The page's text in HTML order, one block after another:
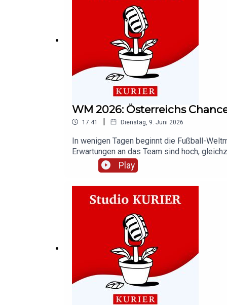
kurier.at/podcasts.
WM 2026: Österreichs
17:41 | Dienstag, 9. Juni 2026
In wenigen Tagen beginnt die Fußball-
Erwartungen an das Team sind hoch,
die politische Rolle des Gastgebers
Weltmeisterschaft? Darüber spricht Studio
Youtube als Video-Podcast.Abonniert
Mehr Podcasts gibt es auch unter kurier.at/
Play